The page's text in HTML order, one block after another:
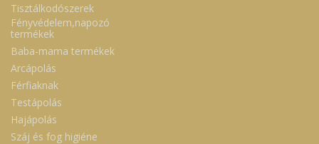
Tisztálkodószerek
Fényvédelem,napozó
termékek
Baba-mama termékek
Arcápolás
Férfiaknak
Testápolás
Hajápolás
Száj és fog higiéne